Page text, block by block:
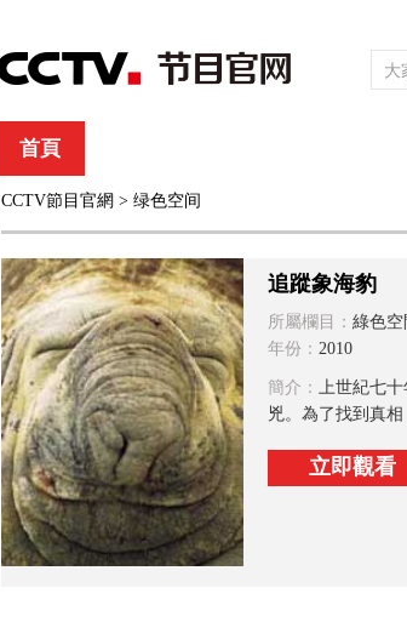
首頁
綜合 新聞 財經 綜藝
CCTV節目官網 > 绿色空间
追蹤象海豹
所屬欄目： 綠色空
年份： 2010
簡介： 上世紀七
兇。為了找到真
立即觀看